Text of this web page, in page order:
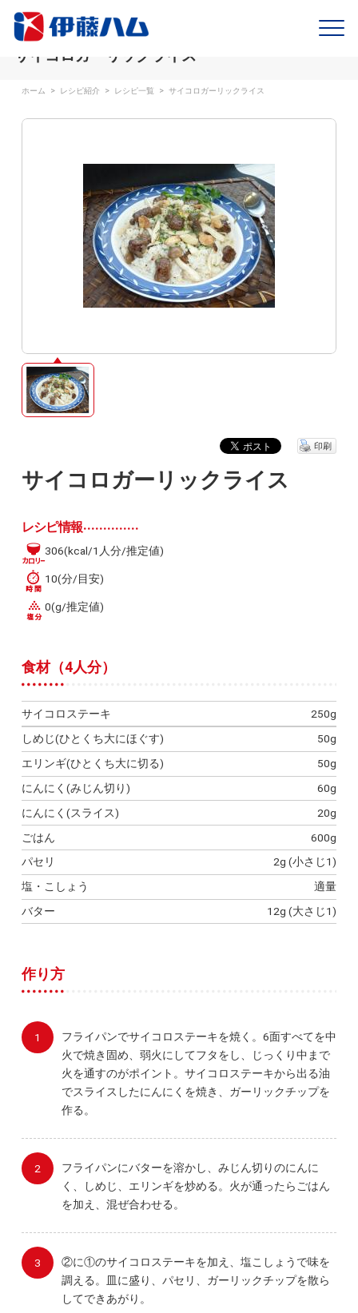
サイコロガーリックライス
ホーム > レシピ紹介 > レシピ一覧 > サイコロガーリックライス
サイコロガーリックライス
印刷
レシピ情報
306(kcal/1人分/推定値)
10(分/目安)
0(g/推定値)
食材（4人分）
サイコロステーキ
250g
しめじ(ひとくち大にほぐす)
50g
エリンギ(ひとくち大に切る)
50g
にんにく(みじん切り)
60g
にんにく(スライス)
20g
ごはん
600g
パセリ
2g (小さじ1)
塩・こしょう
適量
バター
12g (大さじ1)
作り方
フライパンでサイコロステーキを焼く。6面すべてを中
火で焼き固め、弱火にしてフタをし、じっくり中まで
火を通すのがポイント。サイコロステーキから出る油
でスライスしたにんにくを焼き、ガーリックチップを
作る。
フライパンにバターを溶かし、みじん切りのにんに
く、しめじ、エリンギを炒める。火が通ったらごはん
を加え、混ぜ合わせる。
②に①のサイコロステーキを加え、塩こしょうで味を
調える。皿に盛り、パセリ、ガーリックチップを散ら
してできあがり。